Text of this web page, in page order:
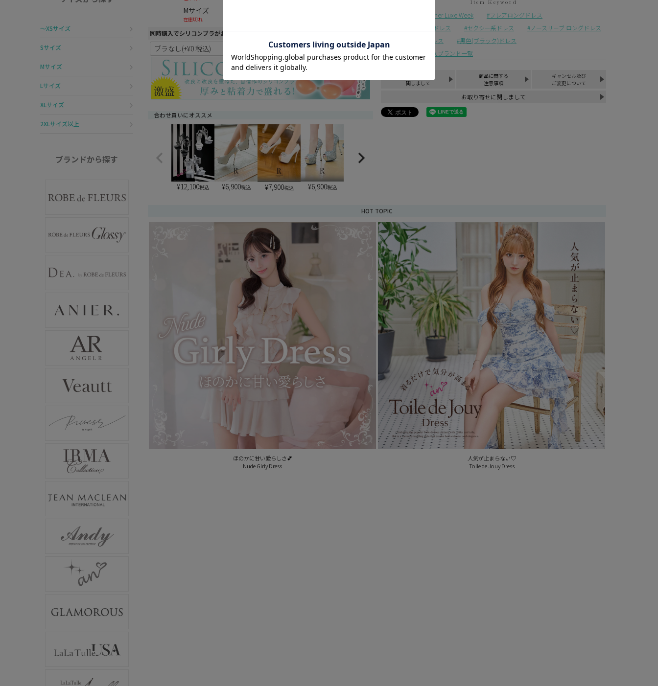
〜XSサイズ
Sサイズ
Mサイズ
Lサイズ
XLサイズ
2XLサイズ以上
ブランドから探す
Mサイズ
在庫切れ
同時購入でシリコンブラがお得に買える♪
須
)
合わせ買いにオススメ
¥12,100税込 ¥6,900税込 ¥7,900税込 ¥6,900税込
お盆直前！Summer Luxe Week
フレアロングドレス
ペプラム ロングドレス
セクシー系ドレス
ノースリーブ ロングドレス
ジップロングドレス
黒色(ブラック)ドレス
高級キャバドレスブランド一覧
関しまして
商品に関する
注意事項
キャンセル及び
ご変更について
お取り寄せに関しまして
HOT TOPIC
ほのかに甘い愛らしさ💕
Nude Girly Dress
人気が止まらない♡
Toile de Jouy Dress